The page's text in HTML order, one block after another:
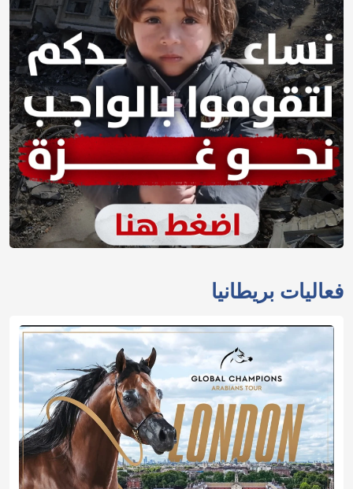
فعاليات بريطانيا